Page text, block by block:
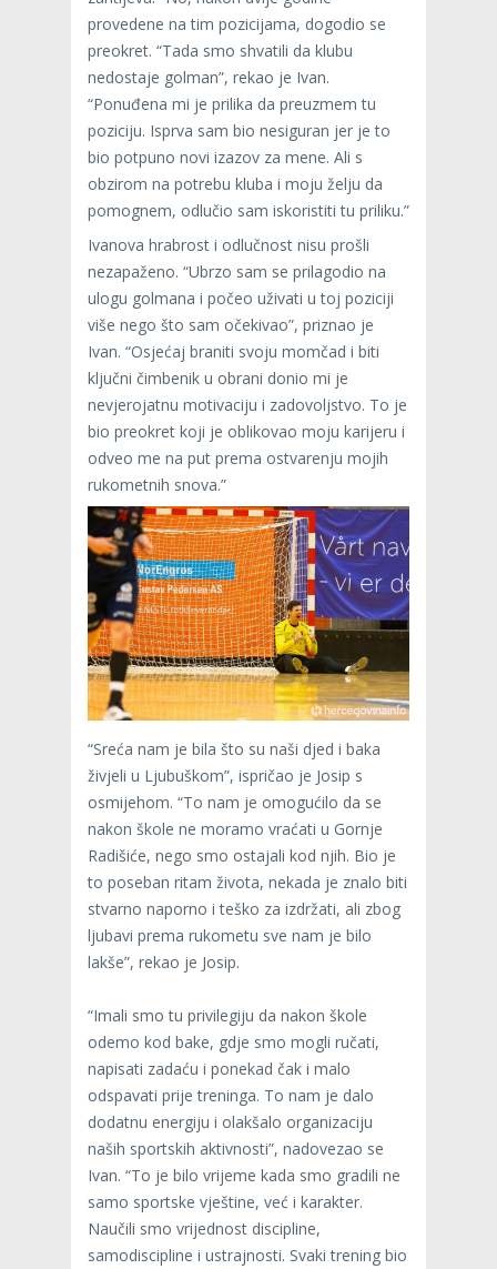
provedene na tim pozicijama, dogodio se
preokret. “Tada smo shvatili da klubu
nedostaje golman”, rekao je Ivan.
“Ponuđena mi je prilika da preuzmem tu
poziciju. Isprva sam bio nesiguran jer je to
bio potpuno novi izazov za mene. Ali s
obzirom na potrebu kluba i moju želju da
pomognem, odlučio sam iskoristiti tu priliku.”
Ivanova hrabrost i odlučnost nisu prošli
nezapaženo. “Ubrzo sam se prilagodio na
ulogu golmana i počeo uživati u toj poziciji
više nego što sam očekivao”, priznao je
Ivan. “Osjećaj braniti svoju momčad i biti
ključni čimbenik u obrani donio mi je
nevjerojatnu motivaciju i zadovoljstvo. To je
bio preokret koji je oblikovao moju karijeru i
odveo me na put prema ostvarenju mojih
rukometnih snova.”
“Sreća nam je bila što su naši djed i baka
živjeli u Ljubuškom”, ispričao je Josip s
osmijehom. “To nam je omogućilo da se
nakon škole ne moramo vraćati u Gornje
Radišiće, nego smo ostajali kod njih. Bio je
to poseban ritam života, nekada je znalo biti
stvarno naporno i teško za izdržati, ali zbog
ljubavi prema rukometu sve nam je bilo
lakše”, rekao je Josip.
“Imali smo tu privilegiju da nakon škole
odemo kod bake, gdje smo mogli ručati,
napisati zadaću i ponekad čak i malo
odspavati prije treninga. To nam je dalo
dodatnu energiju i olakšalo organizaciju
naših sportskih aktivnosti”, nadovezao se
Ivan. “To je bilo vrijeme kada smo gradili ne
samo sportske vještine, već i karakter.
Naučili smo vrijednost discipline,
samodiscipline i ustrajnosti. Svaki trening bio